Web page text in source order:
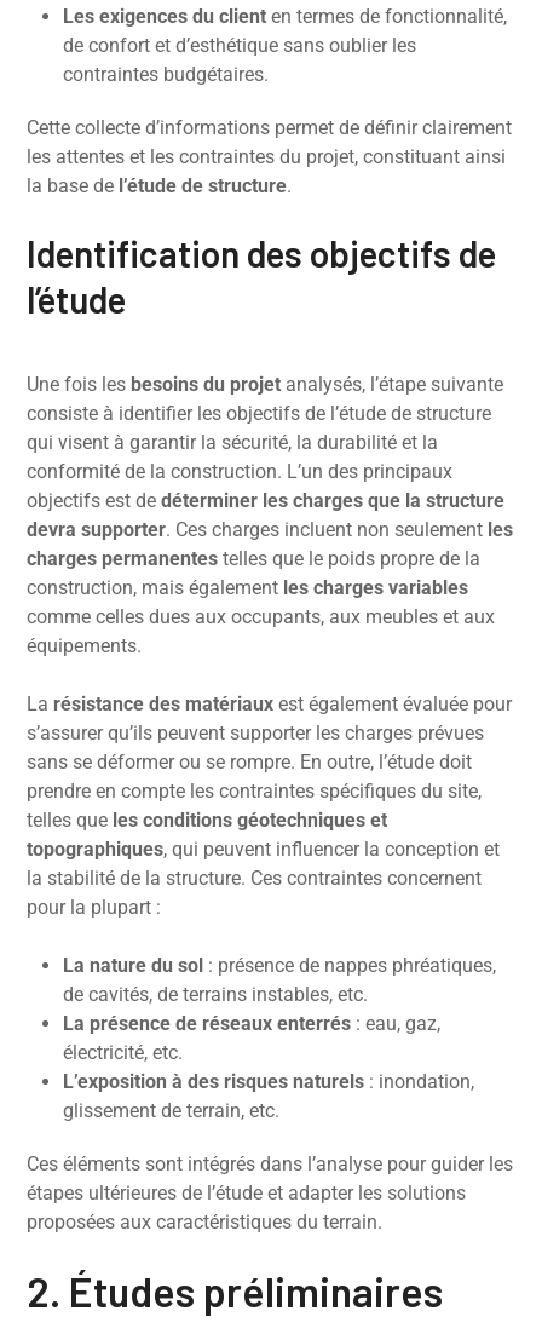
Les exigences du client en termes de fonctionnalité,
de confort et d’esthétique sans oublier les
contraintes budgétaires.
Cette collecte d’informations permet de définir clairement
les attentes et les contraintes du projet, constituant ainsi
la base de l’étude de structure.
Identification des objectifs de
l’étude
Une fois les besoins du projet analysés, l’étape suivante
consiste à identifier les objectifs de l’étude de structure
qui visent à garantir la sécurité, la durabilité et la
conformité de la construction. L’un des principaux
objectifs est dedéterminer les charges que la structure
devra supporter. Ces charges incluent non seulement les
charges permanentes telles que le poids propre de la
construction, mais également les charges variables
comme celles dues aux occupants, aux meubles et aux
équipements.
La résistance des matériaux est également évaluée pour
s’assurer qu’ils peuvent supporter les charges prévues
sans se déformer ou se rompre. En outre, l’étude doit
prendre en compte les contraintes spécifiques du site,
telles que les conditions géotechniques et
topographiques, qui peuvent influencer la conception et
la stabilité de la structure. Ces contraintes concernent
pour la plupart :
La nature du sol : présence de nappes phréatiques,
de cavités, de terrains instables, etc.
La présence de réseaux enterrés : eau, gaz,
électricité, etc.
L’exposition à des risques naturels : inondation,
glissement de terrain, etc.
Ces éléments sont intégrés dans l’analyse pour guider les
étapes ultérieures de l’étude et adapter les solutions
proposées aux caractéristiques du terrain.
2. Études préliminaires